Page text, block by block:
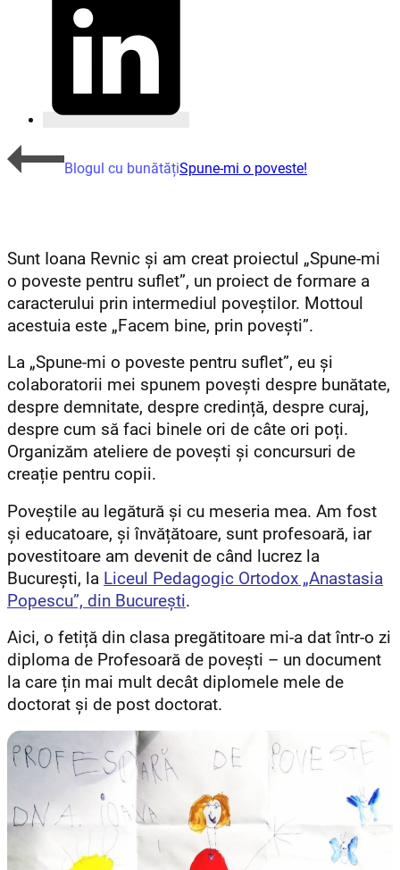
Blogul cu bunătățiSpune-mi o poveste!
Sunt Ioana Revnic și am creat proiectul „Spune-mi
o poveste pentru suflet”, un proiect de formare a
caracterului prin intermediul poveștilor. Mottoul
acestuia este „Facem bine, prin povești”.
La „Spune-mi o poveste pentru suflet”, eu și
colaboratorii mei spunem povești despre bunătate,
despre demnitate, despre credință, despre curaj,
despre cum să faci binele ori de câte ori poți.
Organizăm ateliere de povești și concursuri de
creație pentru copii.
Poveștile au legătură și cu meseria mea. Am fost
și educatoare, și învățătoare, sunt profesoară, iar
povestitoare am devenit de când lucrez la
București, la Liceul Pedagogic Ortodox „Anastasia
Popescu”, din București.
Aici, o fetiță din clasa pregătitoare mi-a dat într-o zi
diploma de Profesoară de povești – un document
la care țin mai mult decât diplomele mele de
doctorat și de post doctorat.